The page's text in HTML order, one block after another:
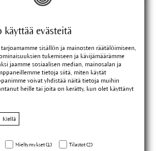
käyttää evästeitä
tarjoamamme sisällön ja mainosten räätälöimiseen,
tukemiseen ja kävijämäärämme
jaamme sosiaalisen median, mainosalan ja
tietoja siitä, miten käytät
voivat yhdistää näitä tietoja muihin
heille tai joita on kerätty, kun olet käyttänyt
Kiellä
Mieltymykset (1) Tilastot (2)
myös vedenkestävän meikin